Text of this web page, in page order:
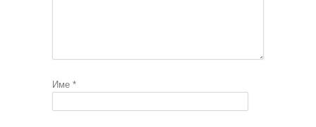
Име *